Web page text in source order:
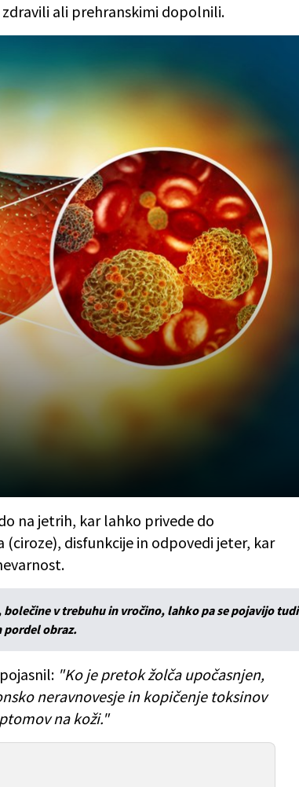
ali prehranskimi dopolnili.
na jetrih, kar lahko privede do
disfunkcije in odpovedi jeter, kar
v trebuhu in vročino, lahko pa se pojavijo tudi
pordel obraz.
"Ko je pretok žolča upočasnjen,
neravnovesje in kopičenje toksinov
na koži."